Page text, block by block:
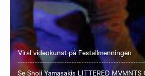
Viral videokunst på Festallmenningen
Se Shoji Yamasakis LITTERED MVMNTS